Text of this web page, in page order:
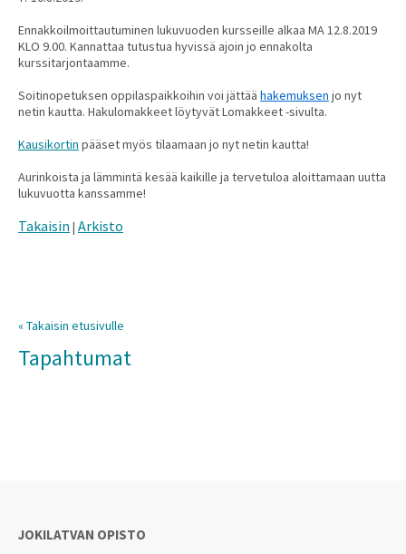
Ennakkoilmoittautuminen lukuvuoden kursseille alkaa MA 12.8.2019
KLO 9.00. Kannattaa tutustua hyvissä ajoin jo ennakolta
kurssitarjontaamme.
Soitinopetuksen oppilaspaikkoihin voi jättää hakemuksen jo nyt
netin kautta. Hakulomakkeet löytyvät Lomakkeet -sivulta.
Kausikortin pääset myös tilaamaan jo nyt netin kautta!
Aurinkoista ja lämmintä kesää kaikille ja tervetuloa aloittamaan uutta
lukuvuotta kanssamme!
Takaisin | Arkisto
« Takaisin etusivulle
Tapahtumat
JOKILATVAN OPISTO